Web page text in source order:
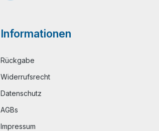
Informationen
Rückgabe
Widerrufsrecht
Datenschutz
AGBs
Impressum